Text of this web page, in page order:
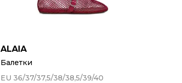
ALAIA
Балетки
EU 36/37/37,5/38/38,5/39/40